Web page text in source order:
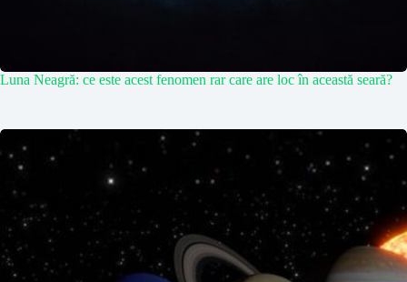
Luna Neagră: ce este acest fenomen rar care are loc în această seară?